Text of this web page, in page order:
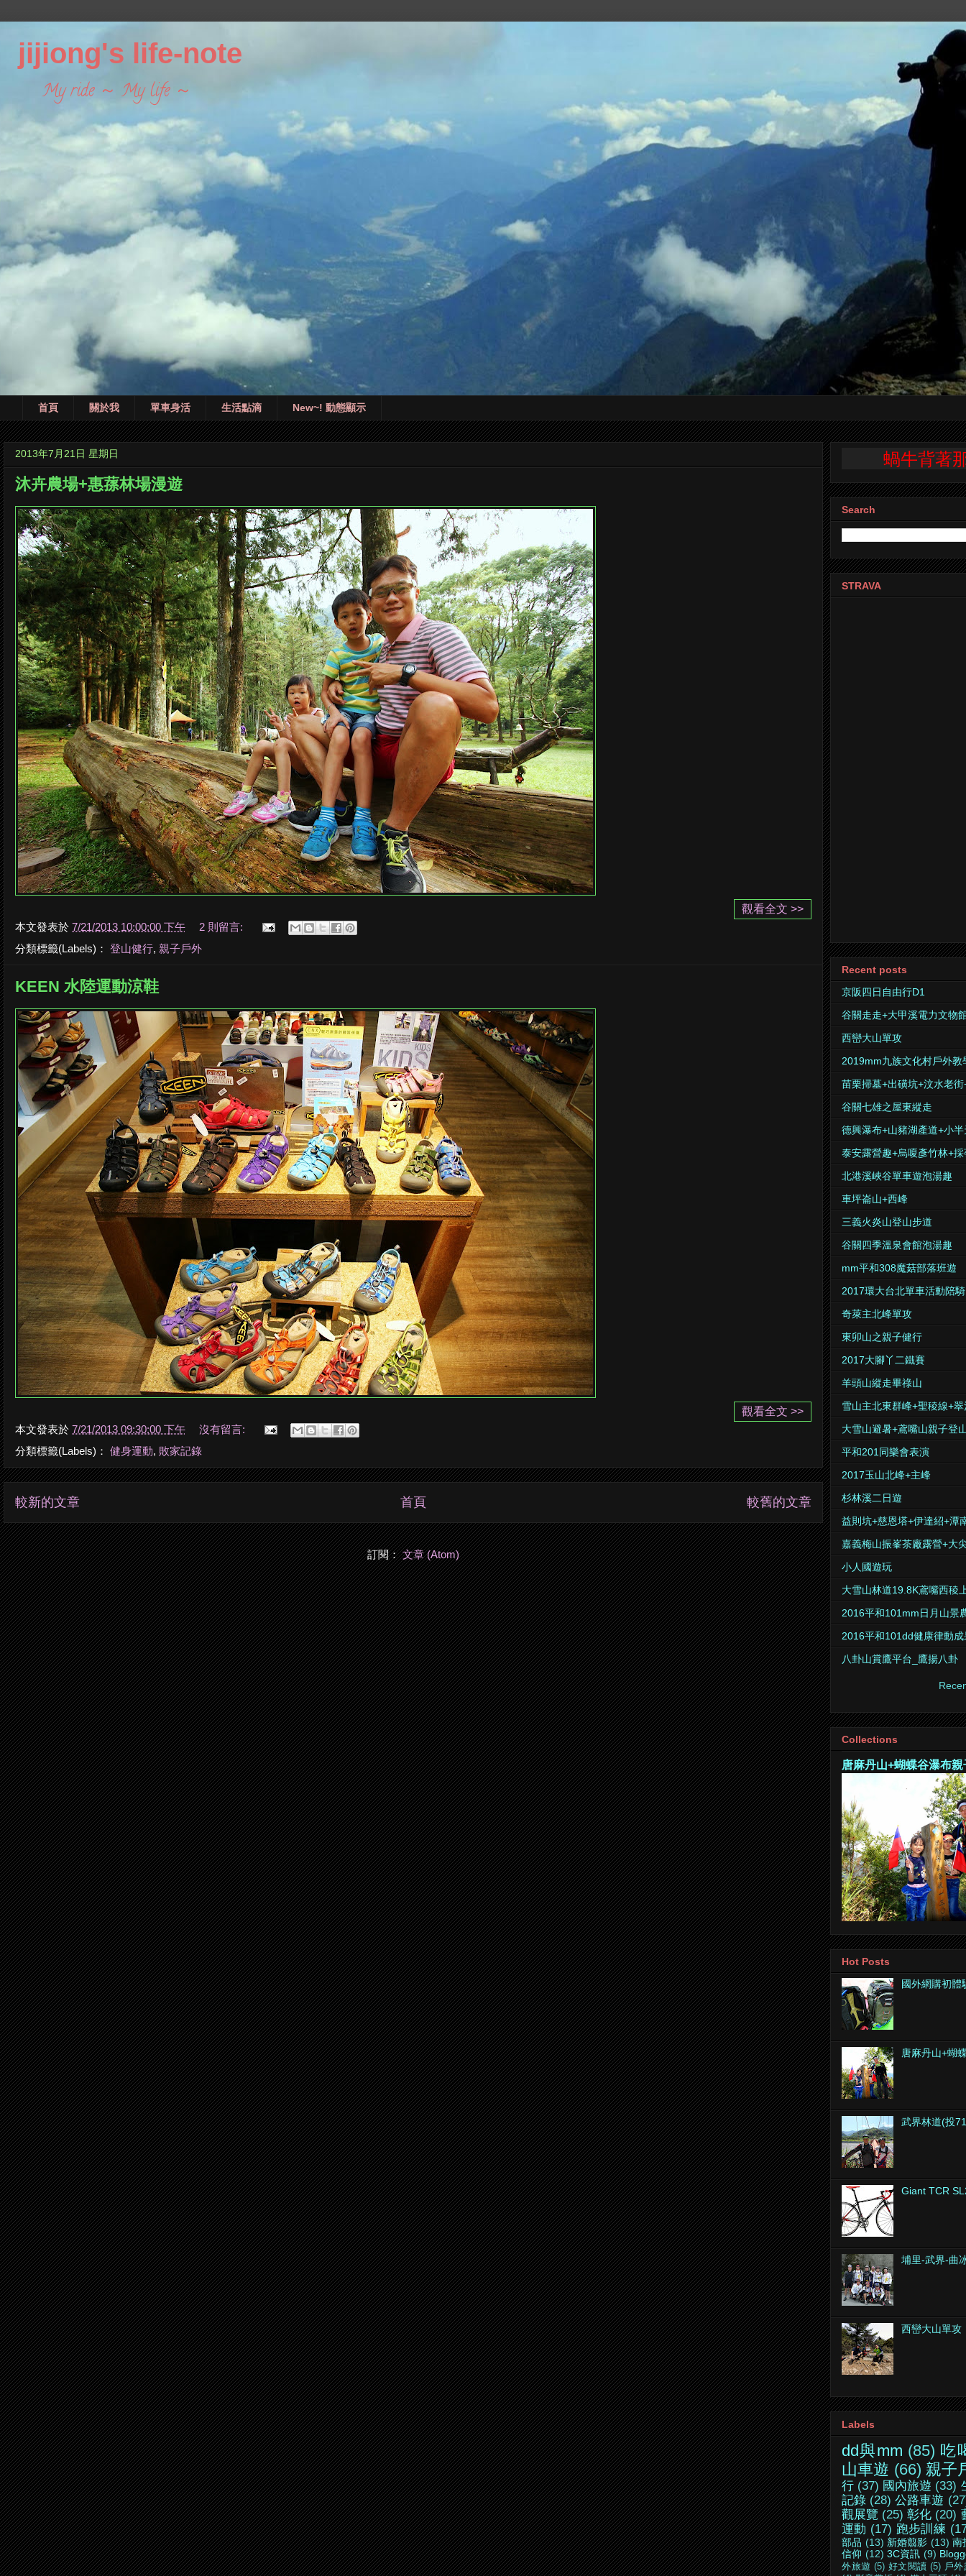
life-note
ride ～ My life ～
首頁 關於我 單車身活 生活點滴 New~! 動態顯示
2013年7月21日 星期日
沐卉農場+惠蓀林場漫遊
觀看全文 >>
本文發表於 7/21/2013 10:00:00 下午
2 則留言:
分類標籤(Labels)： 登山健行, 親子戶外
KEEN 水陸運動涼鞋
觀看全文 >>
本文發表於 7/21/2013 09:30:00 下午
沒有留言:
分類標籤(Labels)： 健身運動, 敗家記錄
較新的文章 較舊的文章
首頁
訂閱：文章 (Atom)
蝸牛背著那重
Search
STRAVA
Recent posts
京阪四日自由行D1
谷關走走+大甲溪電力文物
西巒大山單攻
2019mm九族文化村戶外教
苗栗掃墓+出磺坑+汶水老
谷關七雄之屋東縱走
德興瀑布+山豬湖產道+小
泰安露營趣+烏嗄彥竹林+採
北港溪峽谷單車遊泡湯趣
車坪崙山+西峰
三義火炎山登山步道
谷關四季溫泉會館泡湯趣
mm平和308魔菇部落班遊
2017環大台北單車活動陪騎
奇萊主北峰單攻
東卯山之親子健行
2017大腳丫二鐵賽
羊頭山縱走畢祿山
雪山主北東群峰+聖稜線+翠
大雪山避暑+鳶嘴山親子登
平和201同樂會表演
2017玉山北峰+主峰
杉林溪二日遊
益則坑+慈恩塔+伊達紹+潭
嘉義梅山振峯茶廠露營+大
小人國遊玩
大雪山林道19.8K鳶嘴西稜
2016平和101mm日月山景
2016平和101dd健康律動
八卦山賞鷹平台_鷹揚八卦
Collections
唐麻丹山+蝴蝶谷瀑布
Hot Posts
國外網購初體
唐麻丹山+蝴
武界林道(投
Giant TCR
埔里-武界-曲
西巒大山單攻
Labels
dd與mm (85) 吃
山車遊 (66) 親子
行 (37) 國內旅遊 (33)
記錄 (28) 公路車遊
觀展覽 (25) 彰化 (20)
運動 (17) 跑步訓練
部品 (13) 新婚翦影 (13) 南
信仰 (12) 3C資訊 (9)
外旅遊 (5) 好文閱讀 (5) 戶